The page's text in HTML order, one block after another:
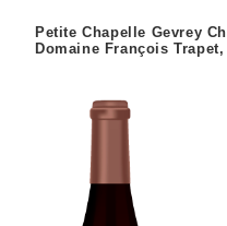
Petite Chapelle Gevrey
Domaine François